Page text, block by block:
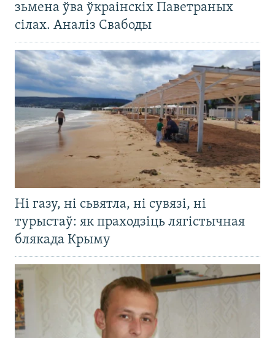
зьмена ўва ўкраінскіх Паветраных
сілах. Аналіз Свабоды
Ні газу, ні сьвятла, ні сувязі, ні
турыстаў: як праходзіць лягістычная
блякада Крыму